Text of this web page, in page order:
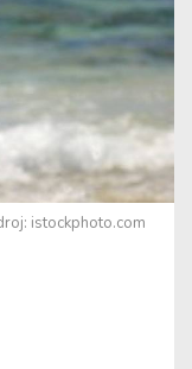
istockphoto.com